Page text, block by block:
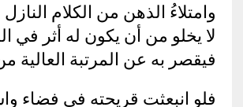
وامتلاءُ الذهن من الكلام النازل
لا يخلو من أن يكون له أثر في
فيقصر به عن المرتبة العالية
فلو انبعثت قريحته في فضاء